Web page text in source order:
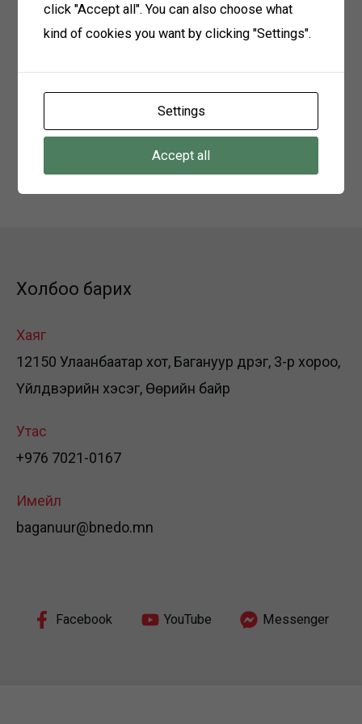
Мэргэжлийн үнэмлэхний хуулбар
Иргэний үнэмлэхний хуулбар
2024 оны 11-р сарын 15-ны өдрийг хүртэл
Холбоо барих: 99051760
Холбоо барих
Хаяг
12150 Улаанбаатар хот, Багануур дүүрэг, 3-р хороо,
Үйлдвэрийн хэсэг, Өөрийн байр
Утас
+976 7021-0167
Имейл
baganuur@bnedo.mn
Facebook YouTube Messenger
click "Accept all". You can also choose what
kind of cookies you want by clicking "Settings".
Settings
Accept all